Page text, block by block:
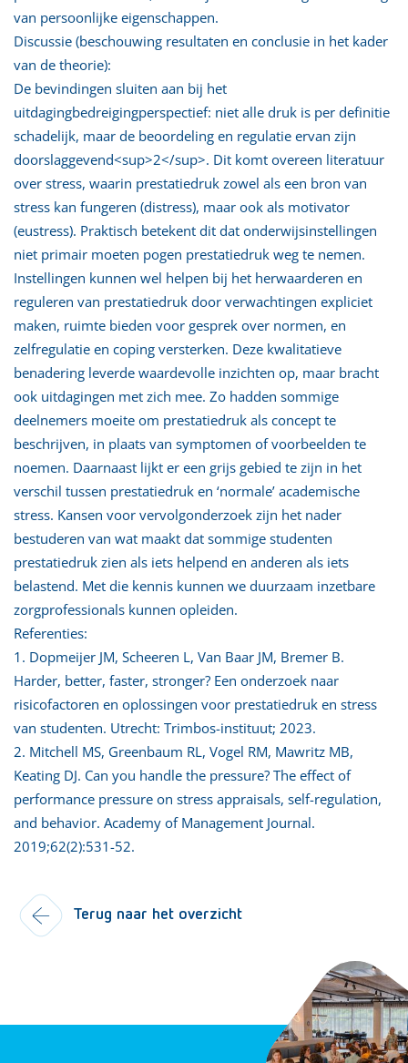
van persoonlijke eigenschappen.
Discussie (beschouwing resultaten en conclusie in het kader
van de theorie):
De bevindingen sluiten aan bij het
uitdagingbedreigingperspectief: niet alle druk is per definitie
schadelijk, maar de beoordeling en regulatie ervan zijn
doorslaggevend<sup>2</sup>. Dit komt overeen literatuur
over stress, waarin prestatiedruk zowel als een bron van
stress kan fungeren (distress), maar ook als motivator
(eustress). Praktisch betekent dit dat onderwijsinstellingen
niet primair moeten pogen prestatiedruk weg te nemen.
Instellingen kunnen wel helpen bij het herwaarderen en
reguleren van prestatiedruk door verwachtingen expliciet
maken, ruimte bieden voor gesprek over normen, en
zelfregulatie en coping versterken. Deze kwalitatieve
benadering leverde waardevolle inzichten op, maar bracht
ook uitdagingen met zich mee. Zo hadden sommige
deelnemers moeite om prestatiedruk als concept te
beschrijven, in plaats van symptomen of voorbeelden te
noemen. Daarnaast lijkt er een grijs gebied te zijn in het
verschil tussen prestatiedruk en ‘normale’ academische
stress. Kansen voor vervolgonderzoek zijn het nader
bestuderen van wat maakt dat sommige studenten
prestatiedruk zien als iets helpend en anderen als iets
belastend. Met die kennis kunnen we duurzaam inzetbare
zorgprofessionals kunnen opleiden.
Referenties:
1. Dopmeijer JM, Scheeren L, Van Baar JM, Bremer B.
Harder, better, faster, stronger? Een onderzoek naar
risicofactoren en oplossingen voor prestatiedruk en stress
van studenten. Utrecht: Trimbos-instituut; 2023.
2. Mitchell MS, Greenbaum RL, Vogel RM, Mawritz MB,
Keating DJ. Can you handle the pressure? The effect of
performance pressure on stress appraisals, self-regulation,
and behavior. Academy of Management Journal.
2019;62(2):531-52.
Terug naar het overzicht